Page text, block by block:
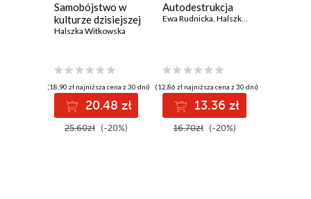
Samobójstwo w
kulturze dzisiejszej
Halszka Witkowska
(18,90 zł najniższa cena z 30 dni)
20.48 zł
25.60zł (-20%)
Autodestrukcja
Ewa Rudnicka, Halszka Witkowska
(12,86 zł najniższa cena z 30 dni)
13.36 zł
16.70zł (-20%)